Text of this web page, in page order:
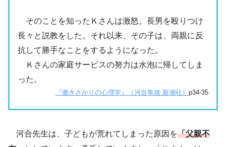
そのことを知ったＫさんは激怒。長男を殴りつけ
長々と説教をした。それ以来、その子は、両親に反
抗して勝手なことをするようになった。
Ｋさんの家庭サービスの努力は水泡に帰してしま
った。
『働きざかりの心理学』（河合隼雄 新潮社） p34-35
河合先生は、子どもが荒れてしまった原因を「父親不